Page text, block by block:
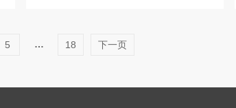
5 … 18 下一页